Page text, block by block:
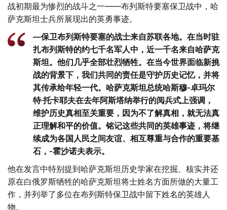
战初期最为惨烈的战斗之一——布列斯特要塞保卫战中，哈
萨克斯坦士兵所展现出的英勇事迹。
—保卫布列斯特要塞的战士来自苏联各地。在当时驻
扎布列斯特的约七千名军人中，近一千名来自哈萨克
斯坦。他们几乎全部壮烈牺牲。在当今世界面临新挑
战的背景下，我们共同的责任是守护历史记忆，并将
其传承给年轻一代。哈萨克斯坦总统哈斯穆-卓玛尔
特·托卡耶夫在去年阿斯塔纳举行的阅兵式上强调，
维护历史真相至关重要，因为不了解真相，就无法真
正理解和平的价值。铭记这些共同的英雄事迹，将继
续成为各国人民之间友谊、相互尊重与合作的重要基
石，-霍沙诺夫表示。
他在发言中特别提到哈萨克斯坦历史学家在挖掘、核实并还
原在白俄罗斯牺牲的哈萨克斯坦将士姓名方面所做的大量工
作，并列举了多位在布列斯特保卫战中留下姓名的英雄人
物。